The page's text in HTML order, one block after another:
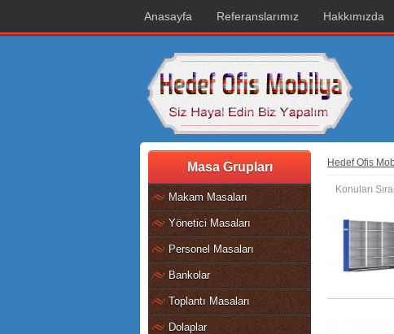
Anasayfa Referanslarımız Hakkımızda
Masa Grupları
Makam Masaları
Yönetici Masaları
Personel Masaları
Bankolar
Toplantı Masaları
Dolaplar
Hedef Ofis
Konuları